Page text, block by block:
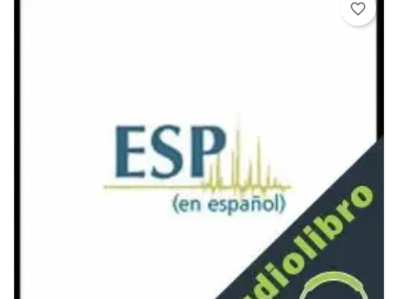
favorite_border